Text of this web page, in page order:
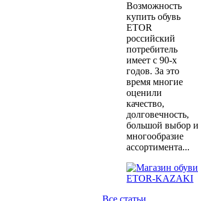
Возможность
купить обувь
ETOR
российский
потребитель
имеет с 90-х
годов. За это
время многие
оценили
качество,
долговечность,
большой выбор и
многообразие
ассортимента...